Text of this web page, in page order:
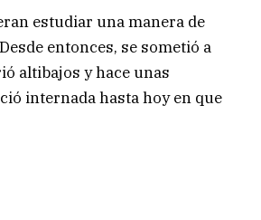
estudiar una manera de
entonces, se sometió a
altibajos y hace unas
internada hasta hoy en que